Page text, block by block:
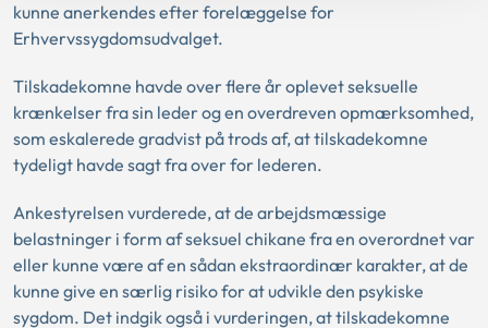
kunne anerkendes efter forelæggelse for
Erhvervssygdomsudvalget.
Tilskadekomne havde over flere år oplevet seksuelle
krænkelser fra sin leder og en overdreven opmærksomhed,
som eskalerede gradvist på trods af, at tilskadekomne
tydeligt havde sagt fra over for lederen.
Ankestyrelsen vurderede, at de arbejdsmæssige
belastninger i form af seksuel chikane fra en overordnet var
eller kunne være af en sådan ekstraordinær karakter, at de
kunne give en særlig risiko for at udvikle den psykiske
sygdom. Det indgik også i vurderingen, at tilskadekomne